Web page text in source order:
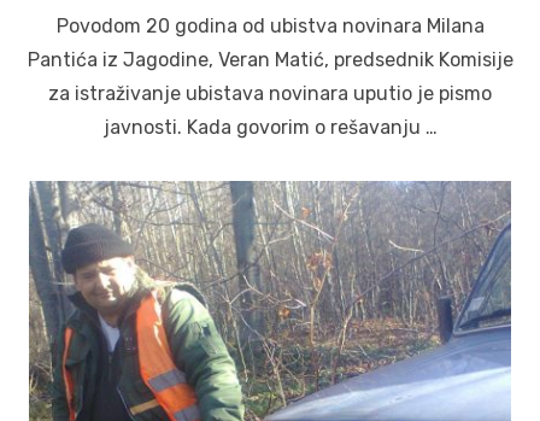
Povodom 20 godina od ubistva novinara Milana
Pantića iz Jagodine, Veran Matić, predsednik Komisije
za istraživanje ubistava novinara uputio je pismo
javnosti. Kada govorim o rešavanju …